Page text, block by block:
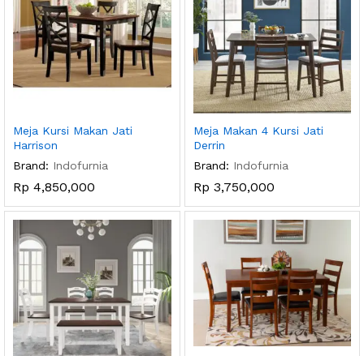
Meja Kursi Makan Jati
Harrison
Brand: Indofurnia
Rp 4,850,000
Meja Makan 4 Kursi Jati
Derrin
Brand: Indofurnia
Rp 3,750,000